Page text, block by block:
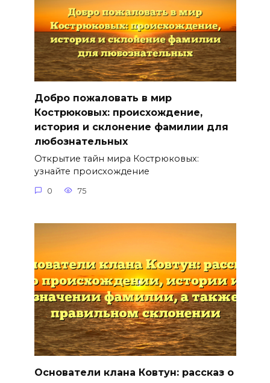
Добро пожаловать в мир
Кострюковых: происхождение,
история и склонение фамилии для
любознательных
Открытие тайн мира Кострюковых:
узнайте происхождение
0 75
Основатели клана Ковтун: рассказ о